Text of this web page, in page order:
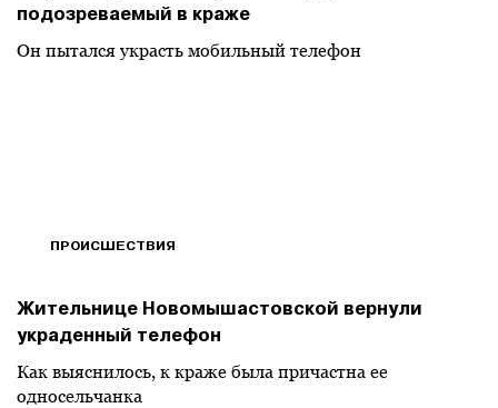
подозреваемый в краже
Он пытался украсть мобильный телефон
ПРОИСШЕСТВИЯ
Жительнице Новомышастовской вернули
украденный телефон
Как выяснилось, к краже была причастна ее
односельчанка